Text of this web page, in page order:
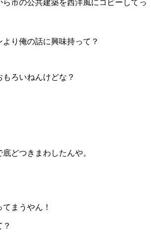
ら市の公共建築を西洋風にコピーしてっ
り俺の話に興味持って？
ろいねんけどな？
どつきまわしたんや。
まうやん！